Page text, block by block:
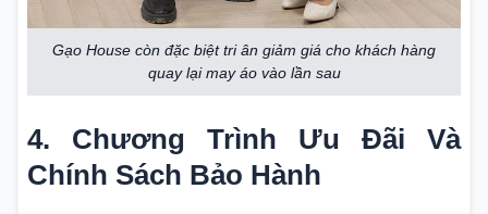
Gạo House còn đặc biệt tri ân giảm giá cho khách hàng
quay lại may áo vào lần sau
4. Chương Trình Ưu Đãi Và
Chính Sách Bảo Hành